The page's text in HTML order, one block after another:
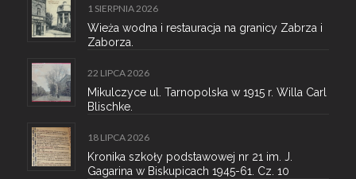
1 SIERPNIA 2026
Wieża wodna i restauracja na granicy Zabrza i
Zaborza.
22 LIPCA 2026
Mikulczyce ul. Tarnopolska w 1915 r. Willa Carl
Blischke.
18 LIPCA 2026
Kronika szkoły podstawowej nr 21 im. J.
Gagarina w Biskupicach 1945-61. Cz. 10